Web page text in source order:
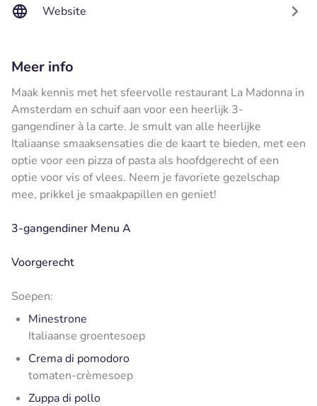
Website
Meer info
Maak kennis met het sfeervolle restaurant La Madonna in
Amsterdam en schuif aan voor een heerlijk 3-
gangendiner à la carte. Je smult van alle heerlijke
Italiaanse smaaksensaties die de kaart te bieden, met een
optie voor een pizza of pasta als hoofdgerecht of een
optie voor vis of vlees. Neem je favoriete gezelschap
mee, prikkel je smaakpapillen en geniet!
3-gangendiner Menu A
Voorgerecht
Soepen:
Minestrone
Italiaanse groentesoep
Crema di pomodoro
tomaten-crèmesoep
Zuppa di pollo